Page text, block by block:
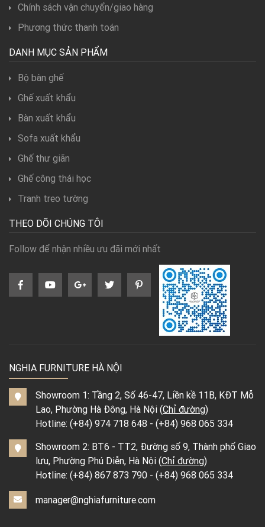
Chính sách vận chuyển/giao hàng
Phương thức thanh toán
DANH MỤC SẢN PHẨM
Bộ bàn ghế
Ghế xuất khẩu
Bàn xuất khẩu
Sofa xuất khẩu
Ghế thư giãn
Ghế công thái học
Tranh treo tường
THEO DÕI CHÚNG TÔI
Follow để nhận nhiều ưu đãi mới nhất
NGHIA FURNITURE HÀ NỘI
Showroom 1: Tầng 2, Số 46-47, Liền kề 11B, KĐT Mỗ
Lao, Phường Hà Đông, Hà Nội (Chỉ đường)
Hotline: (+84) 974 718 648 - (+84) 968 065 334
Showroom 2: BT6 - TT2, Đường số 9, Thành phố Giao
lưu, Phường Phú Diễn, Hà Nội (Chỉ đường)
Hotline: (+84) 867 873 790 - (+84) 968 065 334
manager@nghiafurniture.com